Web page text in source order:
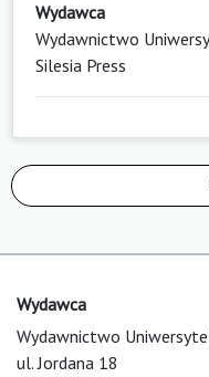
Wydawca
Wydawnictwo
Silesia Press
Wydawca
Wydawnictwo
ul. Jordana 18